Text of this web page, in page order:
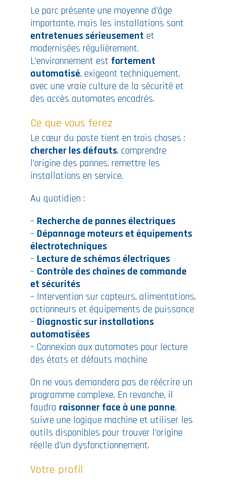
Le parc présente une moyenne d'âge
importante, mais les installations sont
entretenues sérieusement et
modernisées régulièrement.
L'environnement est fortement
automatisé, exigeant techniquement,
avec une vraie culture de la sécurité et
des accès automates encadrés.
Ce que vous ferez
Le cœur du poste tient en trois choses :
chercher les défauts, comprendre
l'origine des pannes, remettre les
installations en service.
Au quotidien :
– Recherche de pannes électriques
– Dépannage moteurs et équipements
électrotechniques
– Lecture de schémas électriques
– Contrôle des chaînes de commande
et sécurités
– Intervention sur capteurs, alimentations,
actionneurs et équipements de puissance
– Diagnostic sur installations
automatisées
– Connexion aux automates pour lecture
des états et défauts machine
On ne vous demandera pas de réécrire un
programme complexe. En revanche, il
faudra raisonner face à une panne,
suivre une logique machine et utiliser les
outils disponibles pour trouver l'origine
réelle d'un dysfonctionnement.
Votre profil